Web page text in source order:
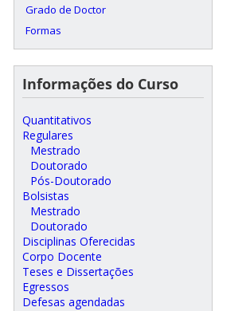
Grado de Doctor
Formas
Informações do Curso
Quantitativos
Regulares
Mestrado
Doutorado
Pós-Doutorado
Bolsistas
Mestrado
Doutorado
Disciplinas Oferecidas
Corpo Docente
Teses e Dissertações
Egressos
Defesas agendadas